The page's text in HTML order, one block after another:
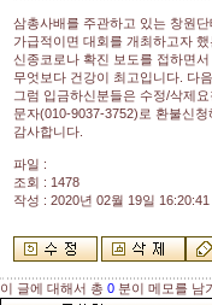
삼총사배를 주관하고 있는 창원
가급적이면 대회를 개최하고자
신종코로나 확진 보도를 접하면
무엇보다 건강이 최고입니다. 다
그럼 입금하신분들은 수정/삭제
문자(010-9037-3752)로 환불신청
감사합니다.
파일 :
조회 : 1478
작성 : 2020년 02월 19일 16:20:41
이 글에 대해서 총 0 분이 메모를 남